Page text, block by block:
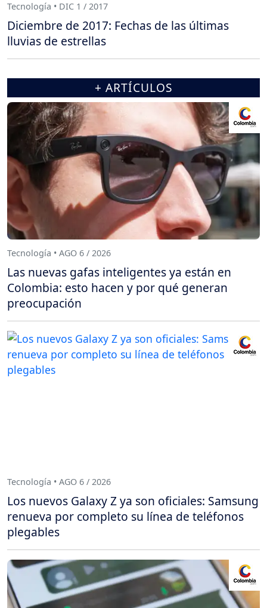
Tecnología • DIC 1 / 2017
Diciembre de 2017: Fechas de las últimas
lluvias de estrellas
+ ARTÍCULOS
Tecnología • AGO 6 / 2026
Las nuevas gafas inteligentes ya están en
Colombia: esto hacen y por qué generan
preocupación
Tecnología • AGO 6 / 2026
Los nuevos Galaxy Z ya son oficiales: Samsung
renueva por completo su línea de teléfonos
plegables